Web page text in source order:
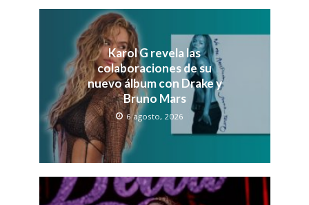
Karol G revela las
colaboraciones de su
nuevo álbum con Drake y
Bruno Mars
6 agosto, 2026